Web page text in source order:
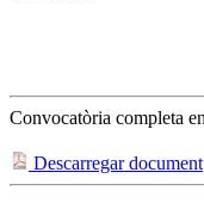
Convocatòria completa
Descarregar document